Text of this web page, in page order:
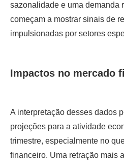
sazonalidade e uma demanda
começam a mostrar sinais de
impulsionadas por setores
Impactos no mercado
A interpretação desses dados
projeções para a atividade
trimestre, especialmente no
financeiro. Uma retração mais